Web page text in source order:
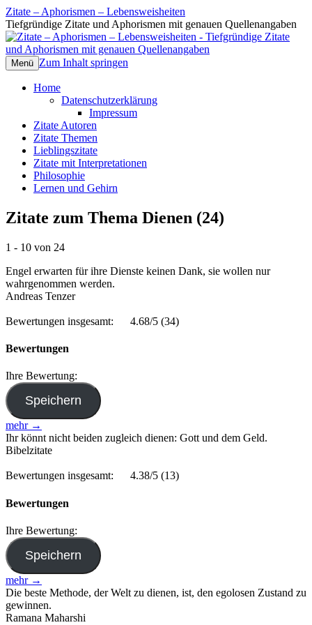
Zitate – Aphorismen – Lebensweisheiten
Tiefgründige Zitate und Aphorismen mit genauen Quellenangaben
Menü Zum Inhalt springen
Home
Datenschutzerklärung
Impressum
Zitate Autoren
Zitate Themen
Lieblingszitate
Zitate mit Interpretationen
Philosophie
Lernen und Gehirn
Zitate zum Thema Dienen (24)
1 - 10 von 24
Engel erwarten für ihre Dienste keinen Dank, sie wollen nur
wahrgenommen werden.
Andreas Tenzer
Bewertungen insgesamt: 4.68/5 (34)
Bewertungen
Ihre Bewertung:
mehr →
Ihr könnt nicht beiden zugleich dienen: Gott und dem Geld.
Bibelzitate
Bewertungen insgesamt: 4.38/5 (13)
Bewertungen
Ihre Bewertung:
mehr →
Die beste Methode, der Welt zu dienen, ist, den egolosen Zustand zu
gewinnen.
Ramana Maharshi